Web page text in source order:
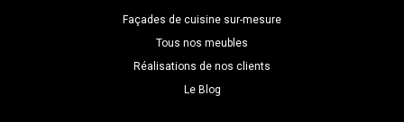
Façades de cuisine sur-mesure
Tous nos meubles
Réalisations de nos clients
Le Blog